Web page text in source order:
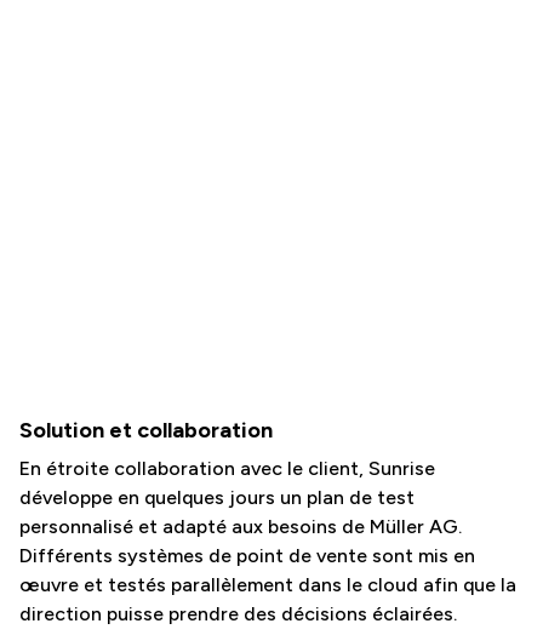
Solution et collaboration
En étroite collaboration avec le client, Sunrise
développe en quelques jours un plan de test
personnalisé et adapté aux besoins de Müller AG.
Différents systèmes de point de vente sont mis en
œuvre et testés parallèlement dans le cloud afin que la
direction puisse prendre des décisions éclairées.